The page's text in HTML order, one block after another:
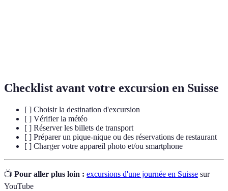
Checklist avant votre excursion en Suisse
[ ] Choisir la destination d'excursion
[ ] Vérifier la météo
[ ] Réserver les billets de transport
[ ] Préparer un pique-nique ou des réservations de restaurant
[ ] Charger votre appareil photo et/ou smartphone
📺 Pour aller plus loin : excursions d'une journée en Suisse sur
YouTube